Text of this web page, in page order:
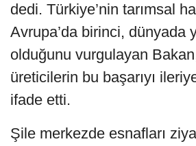
dedi. Türkiye’nin tarımsal
Avrupa’da birinci, dünyada
olduğunu vurgulayan
üreticilerin bu başarıyı
ifade etti.
Şile merkezde esnafları